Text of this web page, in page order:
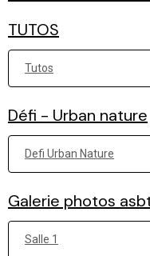
TUTOS
Tutos
Défi - Urban nature
Defi Urban Nature
Galerie photos
Salle 1